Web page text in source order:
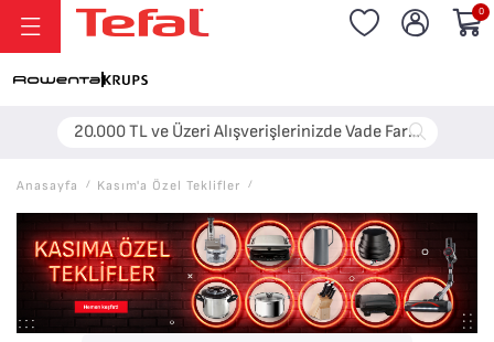
20.000 TL ve Üzeri Alışverişlerinizde Vade Farksız 6 Taksit!
0
Anasayfa / Kasım'a Özel Teklifler /